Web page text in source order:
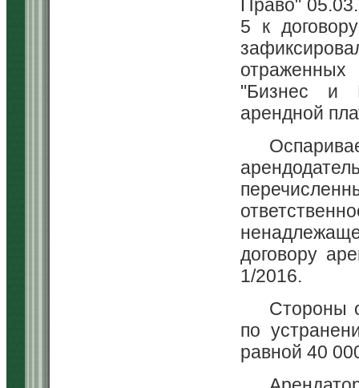
Право"
5 к
"Бизнес и
арендной
договору
1/2016.
Стороны
по
равной 40